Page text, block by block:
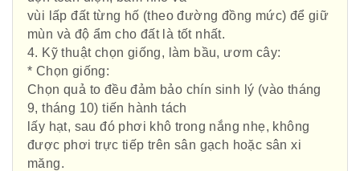
vùi lấp đất từng hố (theo đường đồng mức) để giữ
mùn và độ ẩm cho đất là tốt nhất.
4. Kỹ thuật chọn giống, làm bầu, ươm cây:
* Chọn giống:
Chọn quả to đều đảm bảo chín sinh lý (vào tháng
9, tháng 10) tiến hành tách
lấy hạt, sau đó phơi khô trong nắng nhẹ, không
được phơi trực tiếp trên sân gạch hoặc sân xi
măng.